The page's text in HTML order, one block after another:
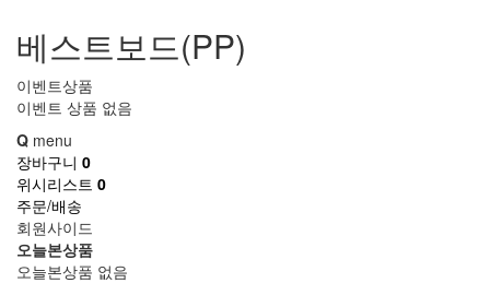
베스트보드(PP)
이벤트상품
이벤트 상품 없음
Q menu
장바구니 0
위시리스트 0
주문/배송
회원사이드
오늘본상품
오늘본상품 없음